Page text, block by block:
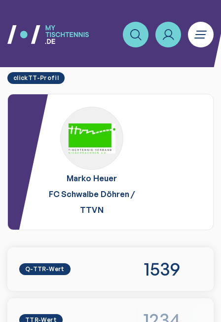
clickTT-Profil
Marko Heuer
FC Schwalbe Döhren/
TTVN
Q-TTR-Wert 1539
TTR-Wert